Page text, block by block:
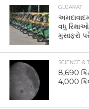
GUJARAT
વધુ
મુસાફરો
SCIENCE &
8,690
4,000